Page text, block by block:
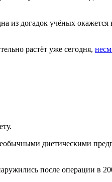
догадок учёных окажется
растёт уже сегодня,
диетическими
после операции в